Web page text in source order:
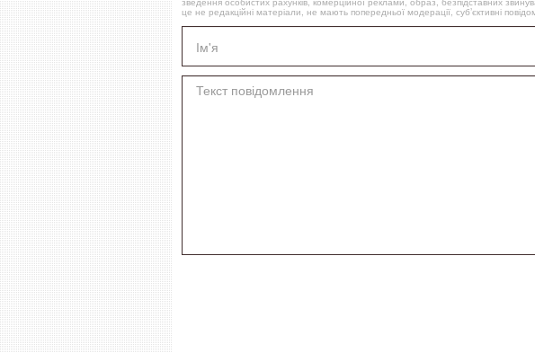
це не редакційні матеріали, не мають попередньої модерації, суб’єктивні